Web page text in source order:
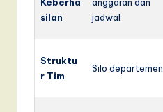
silan
jadwal
Struktu
r Tim
Silo departemen